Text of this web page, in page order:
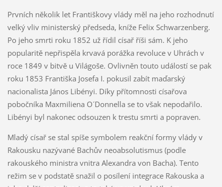
Prvních několik let Františkovy vlády měl na jeho rozhodnutí
velký vliv ministerský předseda, kníže Felix Schwarzenberg.
Po jeho smrti roku 1852 už řídil císař říši sám. K jeho
popularitě nepřispěla krvavá porážka revoluce v Uhrách v
roce 1849 v bitvě u Világoše. Ovlivněn touto událostí se pak
roku 1853 Františka Josefa I. pokusil zabít maďarský
nacionalista János Libényi. Díky přítomnosti císařova
pobočníka Maxmiliena O´Donnella se to však nepodařilo.
Libényi byl nakonec odsouzen k trestu smrti a popraven.
Mladý císař se stal spíše symbolem reakční formy vlády v
Rakousku nazývané Bachův neoabsolutismus (podle
rakouského ministra vnitra Alexandra von Bacha). Tento
režim se v podstatě snažil o posílení integrace Rakouska a